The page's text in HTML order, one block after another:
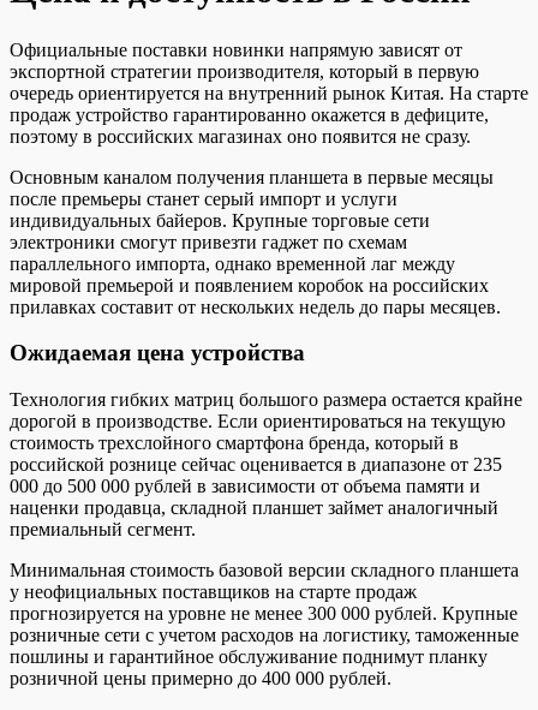
Официальные поставки новинки напрямую зависят от
экспортной стратегии производителя, который в первую
очередь ориентируется на внутренний рынок Китая. На старте
продаж устройство гарантированно окажется в дефиците,
поэтому в российских магазинах оно появится не сразу.
Основным каналом получения планшета в первые месяцы
после премьеры станет серый импорт и услуги
индивидуальных байеров. Крупные торговые сети
электроники смогут привезти гаджет по схемам
параллельного импорта, однако временной лаг между
мировой премьерой и появлением коробок на российских
прилавках составит от нескольких недель до пары месяцев.
Ожидаемая цена устройства
Технология гибких матриц большого размера остается крайне
дорогой в производстве. Если ориентироваться на текущую
стоимость трехслойного смартфона бренда, который в
российской рознице сейчас оценивается в диапазоне от 235
000 до 500 000 рублей в зависимости от объема памяти и
наценки продавца, складной планшет займет аналогичный
премиальный сегмент.
Минимальная стоимость базовой версии складного планшета
у неофициальных поставщиков на старте продаж
прогнозируется на уровне не менее 300 000 рублей. Крупные
розничные сети с учетом расходов на логистику, таможенные
пошлины и гарантийное обслуживание поднимут планку
розничной цены примерно до 400 000 рублей.